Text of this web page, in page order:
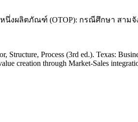
หนึ่งผลิตภัณฑ์ (OTOP): กรณีศึกษา ส
Process (3rd ed.). Texas:
creation through Market-Sales